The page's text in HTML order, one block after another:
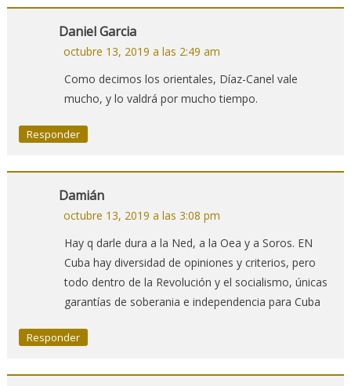
Daniel Garcia
octubre 13, 2019 a las 2:49 am
Como decimos los orientales, Díaz-Canel vale
mucho, y lo valdrá por mucho tiempo.
Responder
Damián
octubre 13, 2019 a las 3:08 pm
Hay q darle dura a la Ned, a la Oea y a Soros. EN
Cuba hay diversidad de opiniones y criterios, pero
todo dentro de la Revolución y el socialismo, únicas
garantías de soberania e independencia para Cuba
Responder